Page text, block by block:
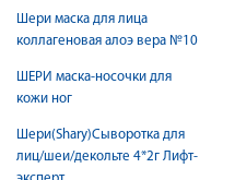
Шери маска для лица
коллагеновая алоэ вера №10
ШЕРИ маска-носочки для
кожи ног
Шери(Shary)Сыворотка для
лиц/шеи/декольте 4*2г Лифт-